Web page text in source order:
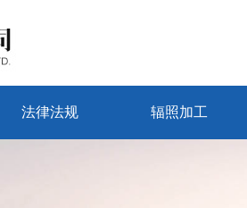
法律法规 辐照加工